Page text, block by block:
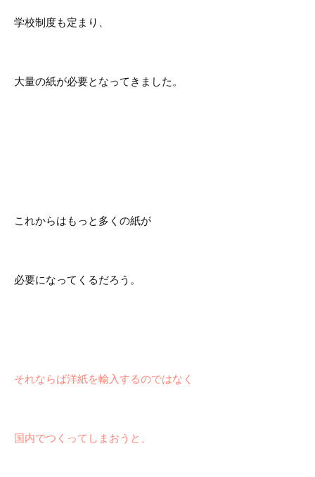
学校制度も定まり、
大量の紙が必要となってきました。
これからはもっと多くの紙が
必要になってくるだろう。
それならば洋紙を輸入するのではなく
国内でつくってしまおうと、